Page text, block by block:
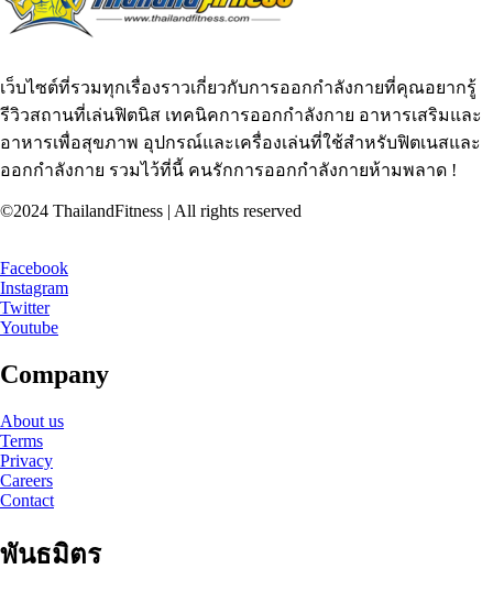
เว็บไซต์ที่รวมทุกเรื่องราวเกี่ยวกับการออกกำลังกายที่คุณอยากรู้
รีวิวสถานที่เล่นฟิตนิส เทคนิคการออกกำลังกาย อาหารเสริมและ
อาหารเพื่อสุขภาพ อุปกรณ์และเครื่องเล่นที่ใช้สำหรับฟิตเนสและ
ออกกำลังกาย รวมไว้ที่นี้ คนรักการออกกำลังกายห้ามพลาด !
©2024 ThailandFitness | All rights reserved
Facebook
Instagram
Twitter
Youtube
Company
About us
Terms
Privacy
Careers
Contact
พันธมิตร